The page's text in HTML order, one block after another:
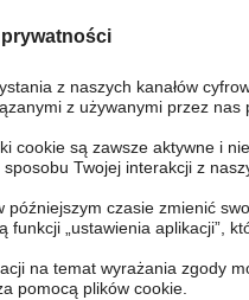
Poland Zmień